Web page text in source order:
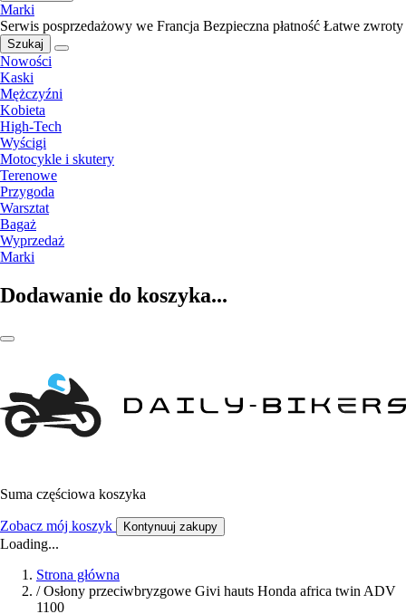
Marki
Serwis posprzedażowy we Francja Bezpieczna płatność Łatwe zwroty
Szukaj
Nowości
Kaski
Mężczyźni
Kobieta
High-Tech
Wyścigi
Motocykle i skutery
Terenowe
Przygoda
Warsztat
Bagaż
Wyprzedaż
Marki
Dodawanie do koszyka...
Suma częściowa koszyka
Zobacz mój koszyk Kontynuuj zakupy
Loading...
Strona główna
/ Osłony przeciwbryzgowe Givi hauts Honda africa twin ADV
1100